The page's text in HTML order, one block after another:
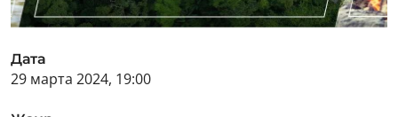
Дата
29 марта 2024, 19:00